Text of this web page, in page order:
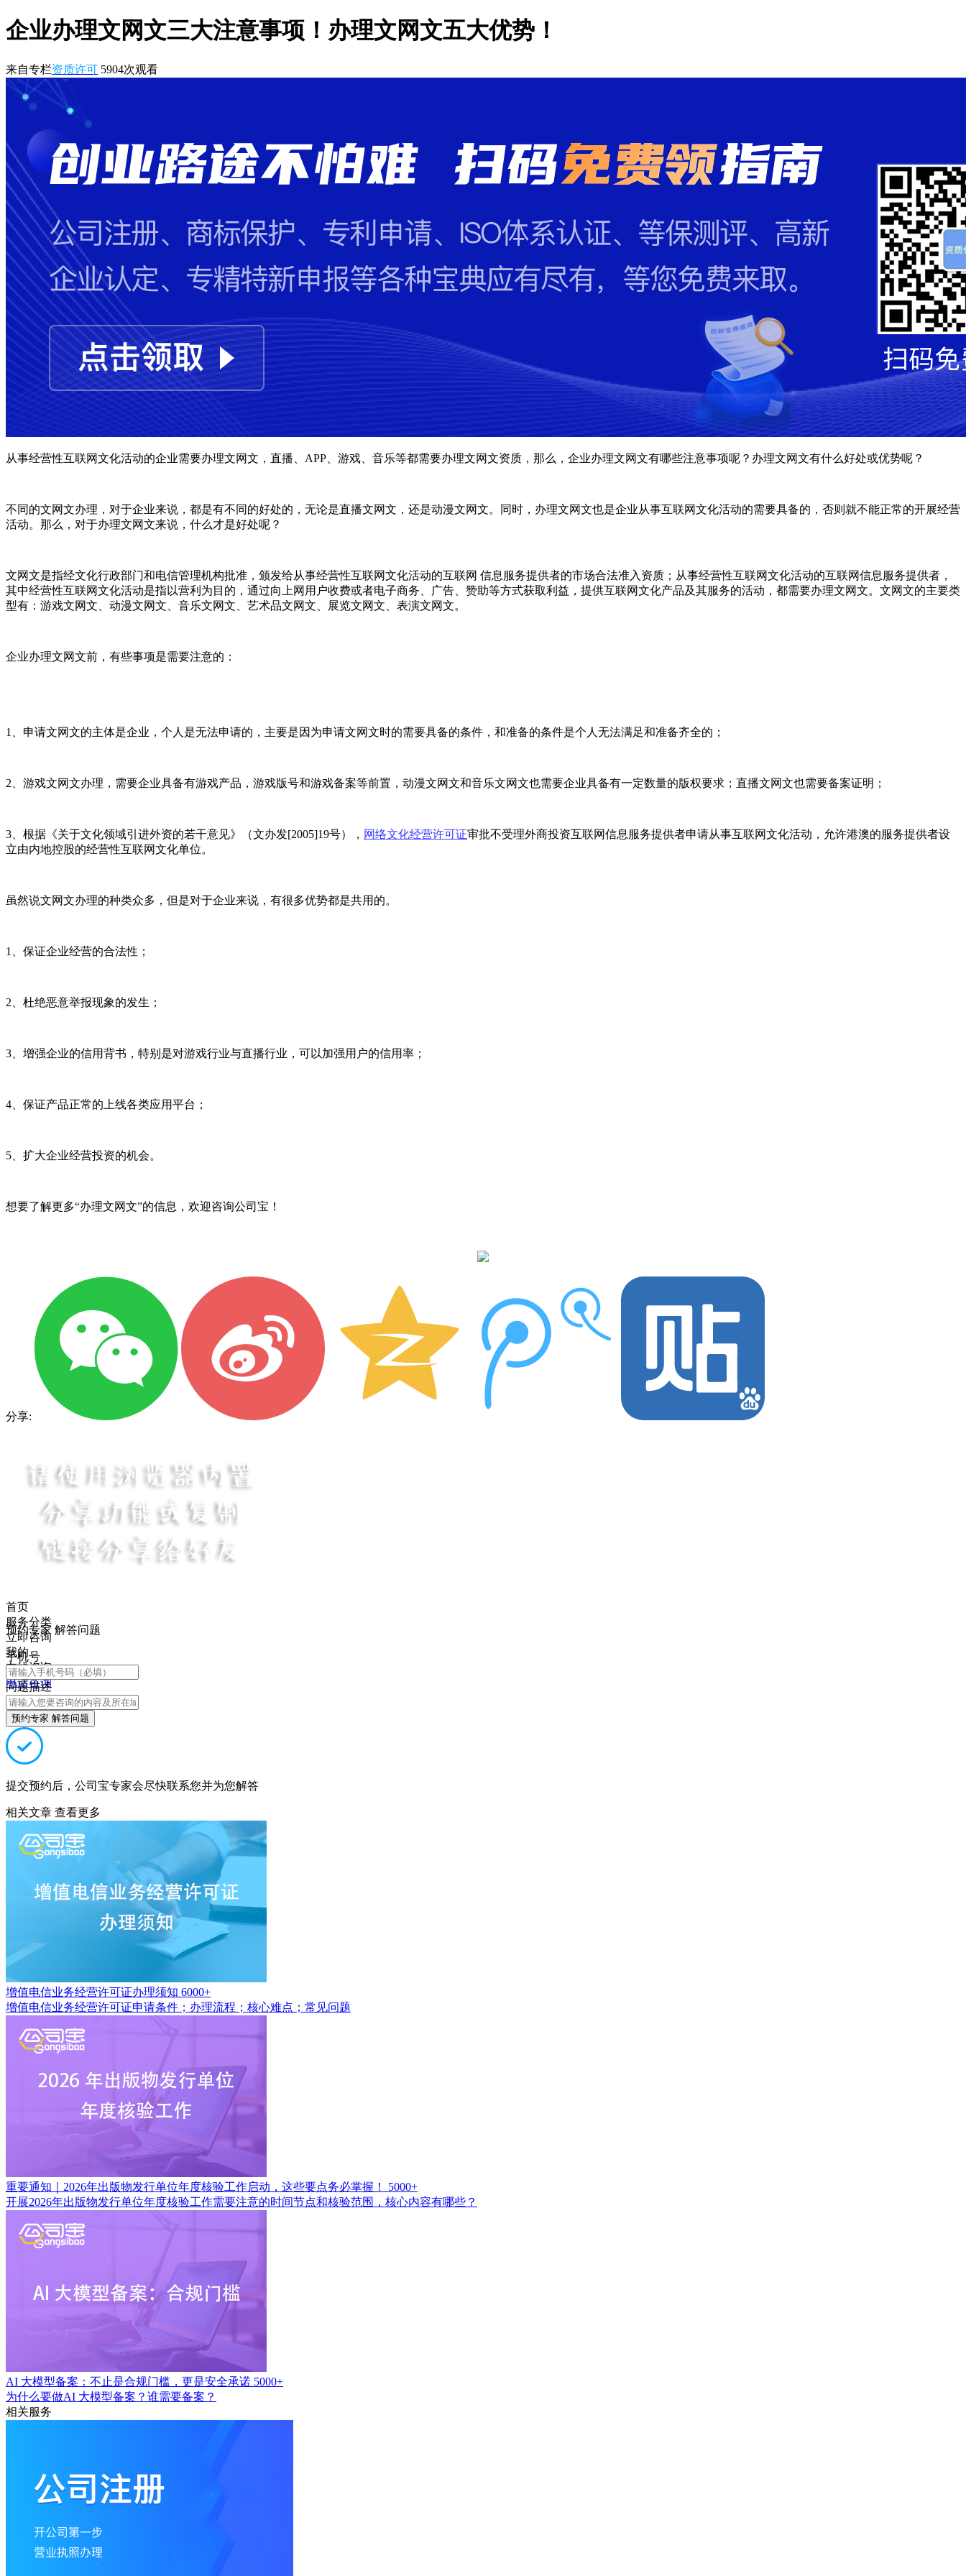
企业办理文网文三大注意事项！办理文网文五大优势！
来自专栏资质许可 5904次观看
从事经营性互联网文化活动的企业需要办理文网文，直播、APP、游戏、音乐等都需要办理文网文资质，那么，企业办理文网文有哪些注意事项呢？办理文网文有什么好处或优势呢？
不同的文网文办理，对于企业来说，都是有不同的好处的，无论是直播文网文，还是动漫文网文。同时，办理文网文也是企业从事互联网文化活动的需要具备的，否则就不能正常的开展经营
活动。那么，对于办理文网文来说，什么才是好处呢？
文网文是指经文化行政部门和电信管理机构批准，颁发给从事经营性互联网文化活动的互联网 信息服务提供者的市场合法准入资质；从事经营性互联网文化活动的互联网信息服务提供者，
其中经营性互联网文化活动是指以营利为目的，通过向上网用户收费或者电子商务、广告、赞助等方式获取利益，提供互联网文化产品及其服务的活动，都需要办理文网文。文网文的主要类
型有：游戏文网文、动漫文网文、音乐文网文、艺术品文网文、展览文网文、表演文网文。
企业办理文网文前，有些事项是需要注意的：
1、申请文网文的主体是企业，个人是无法申请的，主要是因为申请文网文时的需要具备的条件，和准备的条件是个人无法满足和准备齐全的；
2、游戏文网文办理，需要企业具备有游戏产品，游戏版号和游戏备案等前置，动漫文网文和音乐文网文也需要企业具备有一定数量的版权要求；直播文网文也需要备案证明；
3、根据《关于文化领域引进外资的若干意见》（文办发[2005]19号）， 网络文化经营许可证审批不受理外商投资互联网信息服务提供者申请从事互联网文化活动，允许港澳的服务提供者设
立由内地控股的经营性互联网文化单位。
虽然说文网文办理的种类众多，但是对于企业来说，有很多优势都是共用的。
1、保证企业经营的合法性；
2、杜绝恶意举报现象的发生；
3、增强企业的信用背书，特别是对游戏行业与直播行业，可以加强用户的信用率；
4、保证产品正常的上线各类应用平台；
5、扩大企业经营投资的机会。
想要了解更多“办理文网文”的信息，欢迎咨询公司宝！
分享:
首页
服务分类
立即咨询
我的
在线咨询
电话咨询
预约专家 解答问题
手机号
问题描述
预约专家 解答问题
提交预约后，公司宝专家会尽快联系您并为您解答
相关文章 查看更多
增值电信业务经营许可证办理须知 6000+
增值电信业务经营许可证申请条件；办理流程；核心难点；常见问题
重要通知｜2026年出版物发行单位年度核验工作启动，这些要点务必掌握！
5000+
开展2026年出版物发行单位年度核验工作需要注意的时间节点和核验范围，核心内容有哪些？
AI 大模型备案：不止是合规门槛，更是安全承诺 5000+
为什么要做AI 大模型备案？谁需要备案？
相关服务